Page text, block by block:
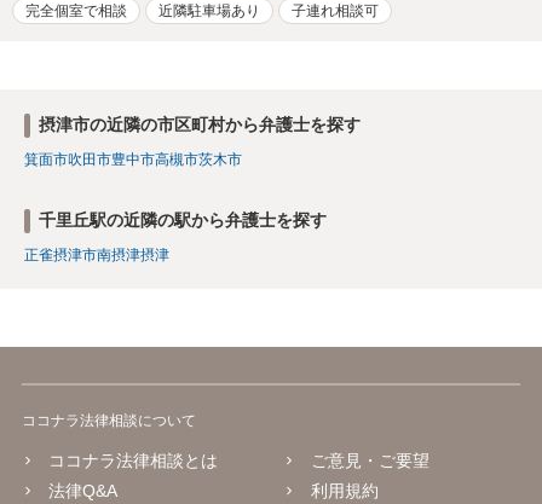
完全個室で相談 近隣駐車場あり 子連れ相談可
摂津市の近隣の市区町村から弁護士を探す
箕面市吹田市豊中市高槻市茨木市
千里丘駅の近隣の駅から弁護士を探す
正雀摂津市南摂津摂津
ココナラ法律相談について
ココナラ法律相談とは
法律Q&A
ご意見・ご要望
利用規約